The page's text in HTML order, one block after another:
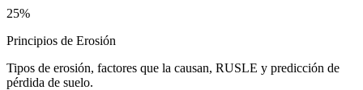
25%
Principios de Erosión
Tipos de erosión, factores que la causan, RUSLE y predicción de
pérdida de suelo.